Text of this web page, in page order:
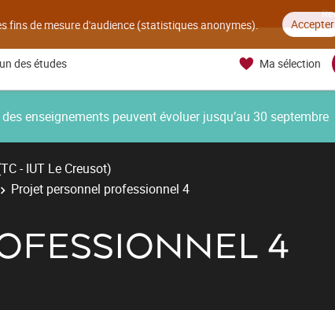
fins de mesure d'audience (statistiques anonymes). Accepter
des études Ma sélection
enseignements peuvent évoluer jusqu’au 30 septembre
- IUT Le Creusot)
Projet personnel professionnel 4
4